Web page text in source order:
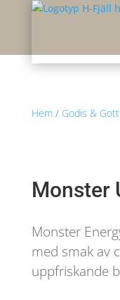
Hem/ Godis & Gott
Monster
Monster
med smak av
uppfriskande